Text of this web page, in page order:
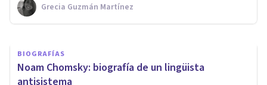
Grecia Guzmán Martínez
Nahum Montagud Rubio
BIOGRAFÍAS
Noam Chomsky: biografía de un lingüista
antisistema